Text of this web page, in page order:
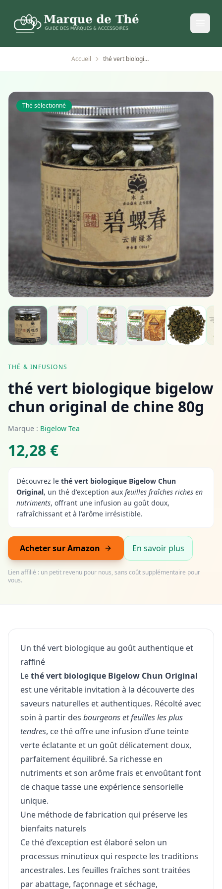
Accueil thé vert biologique bigelow chun original de chine 80g
Thé sélectionné
THÉ & INFUSIONS
thé vert biologique bigelow
chun original de chine 80g
Marque : Bigelow Tea
12,28 €
Découvrez le thé vert biologique Bigelow Chun
Original, un thé d'exception aux feuilles fraîches riches en
nutriments, offrant une infusion au goût doux,
rafraîchissant et à l'arôme irrésistible.
Acheter sur Amazon En savoir plus
Lien affilié : un petit revenu pour nous, sans coût supplémentaire pour
vous.
Un thé vert biologique au goût authentique et
raffiné
Lethé vert biologique Bigelow Chun Original
est une véritable invitation à la découverte des
saveurs naturelles et authentiques. Récolté avec
soin à partir des bourgeons et feuilles les plus
tendres, ce thé offre une infusion d’une teinte
verte éclatante et un goût délicatement doux,
parfaitement équilibré. Sa richesse en
nutriments et son arôme frais et envoûtant font
de chaque tasse une expérience sensorielle
unique.
Une méthode de fabrication qui préserve les
bienfaits naturels
Ce thé d’exception est élaboré selon un
processus minutieux qui respecte les traditions
ancestrales. Les feuilles fraîches sont traitées
par abattage, façonnage et séchage,